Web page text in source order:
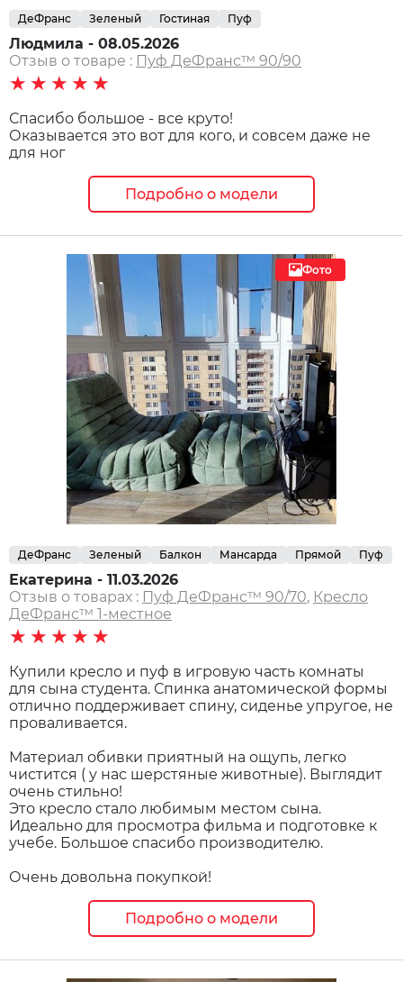
ДеФранс Зеленый Гостиная Пуф
Людмила - 08.05.2026
Отзыв о товаре : Пуф ДеФранс™️ 90/90
★★★★★
Спасибо большое - все круто!
Оказывается это вот для кого, и совсем даже не
для ног
Подробно о модели
Фото
ДеФранс Зеленый Балкон Мансарда Прямой Пуф
Екатерина - 11.03.2026
Отзыв о товарах : Пуф ДеФранс™️ 90/70, Кресло
ДеФранс™️ 1-местное
★★★★★
Купили кресло и пуф в игровую часть комнаты
для сына студента. Спинка анатомической формы
отлично поддерживает спину, сиденье упругое, не
проваливается.
Материал обивки приятный на ощупь, легко
чистится ( у нас шерстяные животные). Выглядит
очень стильно!
Это кресло стало любимым местом сына.
Идеально для просмотра фильма и подготовке к
учебе. Большое спасибо производителю.
Очень довольна покупкой!
Подробно о модели